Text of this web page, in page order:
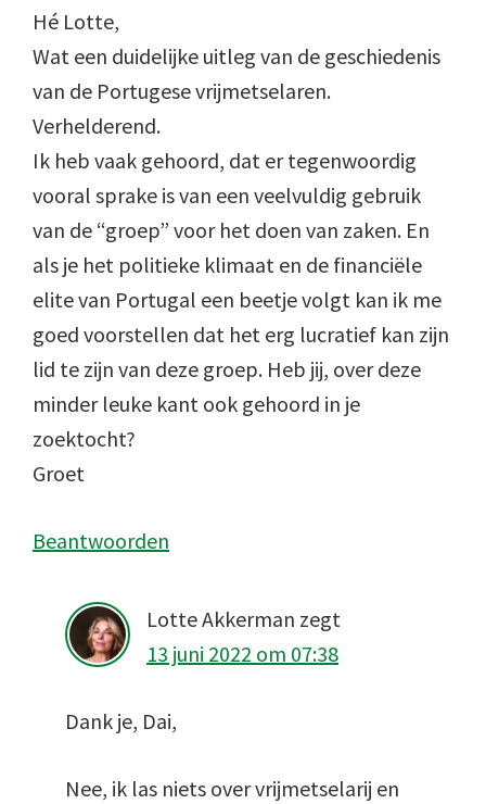
Hé Lotte,
Wat een duidelijke uitleg van de geschiedenis
van de Portugese vrijmetselaren.
Verhelderend.
Ik heb vaak gehoord, dat er tegenwoordig
vooral sprake is van een veelvuldig gebruik
van de “groep” voor het doen van zaken. En
als je het politieke klimaat en de financiële
elite van Portugal een beetje volgt kan ik me
goed voorstellen dat het erg lucratief kan zijn
lid te zijn van deze groep. Heb jij, over deze
minder leuke kant ook gehoord in je
zoektocht?
Groet
Beantwoorden
Lotte Akkerman zegt
13 juni 2022 om 07:38
Dank je, Dai,
Nee, ik las niets over vrijmetselarij en